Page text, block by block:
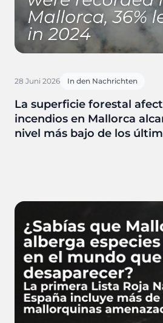
28 Juni 2026 In den Nachrichten
La superficie forestal
incendios en Mallorca
nivel más bajo de los